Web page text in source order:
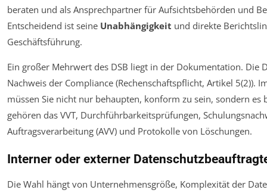
beraten und als Ansprechpartner für Aufsichtsbehörden und
Entscheidend ist seine Unabhängigkeit und direkte
Geschäftsführung.
Ein großer Mehrwert des DSB liegt in der Dokumentation. Die
Nachweis der Compliance (Rechenschaftspflicht, Artikel 5(2)).
müssen Sie nicht nur behaupten, konform zu sein, sondern es
gehören das VVT, Durchführbarkeitsprüfungen,
Auftragsverarbeitung (AVV) und Protokolle von Löschungen.
Interner oder externer
Die Wahl hängt von Unternehmensgröße, Komplexität der